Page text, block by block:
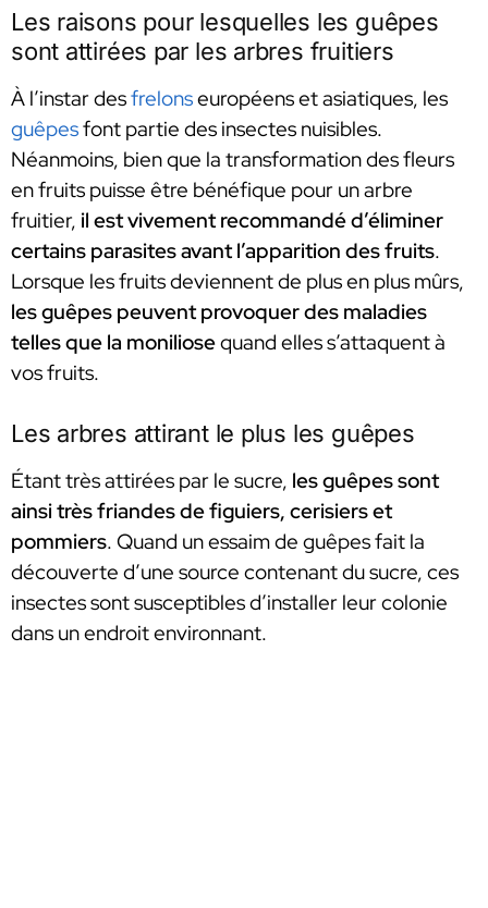
Les raisons pour lesquelles les guêpes
sont attirées par les arbres fruitiers
À l’instar desfrelonseuropéens et asiatiques, les
guêpesfont partie des insectes nuisibles.
Néanmoins, bien que la transformation des fleurs
en fruits puisse être bénéfique pour un arbre
fruitier, il est vivement recommandé d’éliminer
certains parasites avant l’apparition des fruits.
Lorsque les fruits deviennent de plus en plus mûrs,
les guêpes peuvent provoquer des maladies
telles que la moniliosequand elles s’attaquent à
vos fruits.
Les arbres attirant le plus les guêpes
Étant très attirées par le sucre, les guêpes sont
ainsi très friandes de figuiers, cerisiers et
pommiers. Quand un essaim de guêpes fait la
découverte d’une source contenant du sucre, ces
insectes sont susceptibles d’installer leur colonie
dans un endroit environnant.